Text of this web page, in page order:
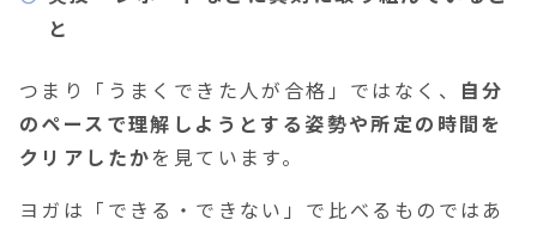
と
つまり「うまくできた人が合格」ではなく、
自分
のペースで理解しようとする姿勢や所定の時間を
クリアしたか を見ています。
ヨガは「できる・できない」で比べるものではあ